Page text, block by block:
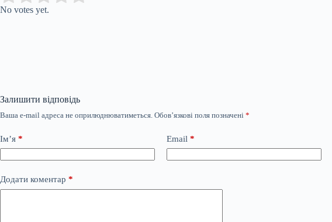
No votes yet.
Залишити відповідь
Ваша e-mail адреса не оприлюднюватиметься. Обов’язкові поля позначені *
Ім’я * Email *
Додати коментар *